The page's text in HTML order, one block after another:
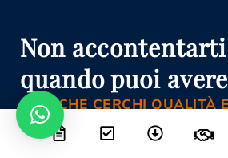
Non
quando puoi
A TE CHE CERCHI QUALITÀ
PROFESSIONALITÀ,
EFFICIENZA, CONCILIA LEX